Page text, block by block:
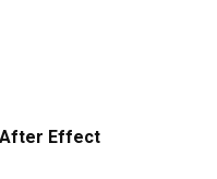
After Effect